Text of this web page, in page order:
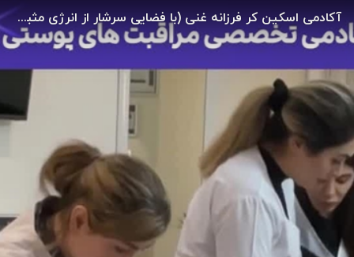
آکادمی اسکین کر فرزانه غنی (با فضایی سرشار از انرژی مثبت) در انتظار شماست!